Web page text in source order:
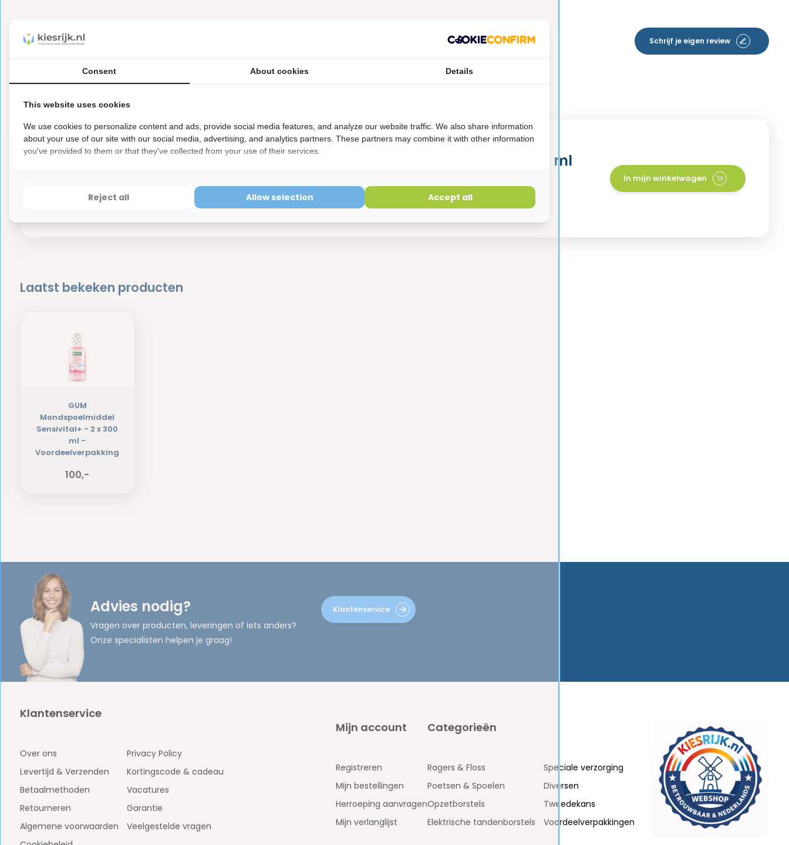
Reviews
Schrijf je eigen review
Er zijn nog geen reviews geschreven over dit product..
100,-
GUM Mondspoelmiddel Sensivital+ - 2 x 300 ml
Direct leverbaar
In mijn winkelwagen
Laatst bekeken producten
GUM
Mondspoelmiddel
Sensivital+ - 2 x 300
ml -
Voordeelverpakking
100,-
Advies nodig?
Vragen over producten, leveringen of iets anders?
Onze specialisten helpen je graag!
Klantenservice
Klantenservice
Over ons
Levertijd & Verzenden
Betaalmethoden
Retourneren
Algemene voorwaarden
Privacy Policy
Kortingscode & cadeau
Vacatures
Garantie
Veelgestelde vragen
Mijn account
Registreren
Mijn bestellingen
Herroeping aanvragen
Mijn verlanglijst
Categorieën
Ragers & Floss
Poetsen & Spoelen
Opzetborstels
Elektrische tandenborstels
Speciale verzorging
Diversen
Tweedekans
Voordeelverpakkingen
Consent About cookies Details
This website uses cookies
We use cookies to personalize content and ads, provide social media features, and analyze our website traffic. We also share information
about your use of our site with our social media, advertising, and analytics partners. These partners may combine it with other information
you've provided to them or that they've collected from your use of their services.
Reject all Allow selection Accept all